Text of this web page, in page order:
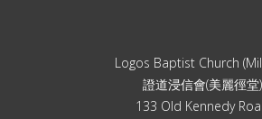
Logos Baptist Church
證道浸信會(美麗徑堂)
133 Old Kennedy